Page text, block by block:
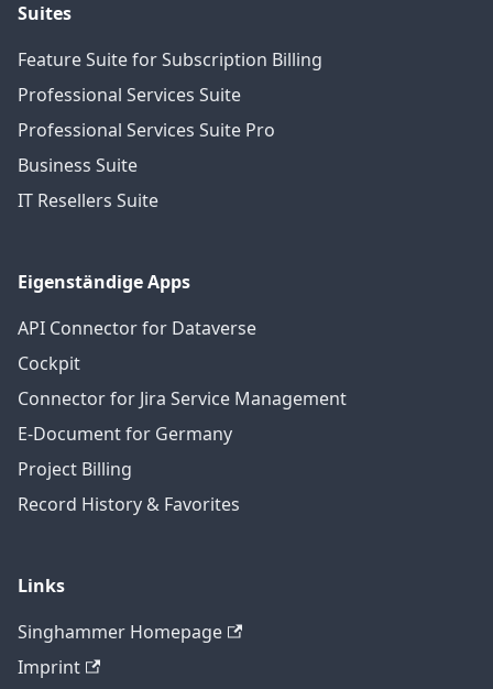
Suites
Feature Suite for Subscription Billing
Professional Services Suite
Professional Services Suite Pro
Business Suite
IT Resellers Suite
Eigenständige Apps
API Connector for Dataverse
Cockpit
Connector for Jira Service Management
E-Document for Germany
Project Billing
Record History & Favorites
Links
Singhammer Homepage
Imprint